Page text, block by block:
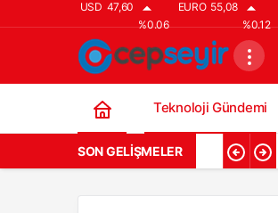
USD 47,60
%0.06
EURO 55,08
%0.12
Teknoloji Gündemi
SON GELIŞMELER